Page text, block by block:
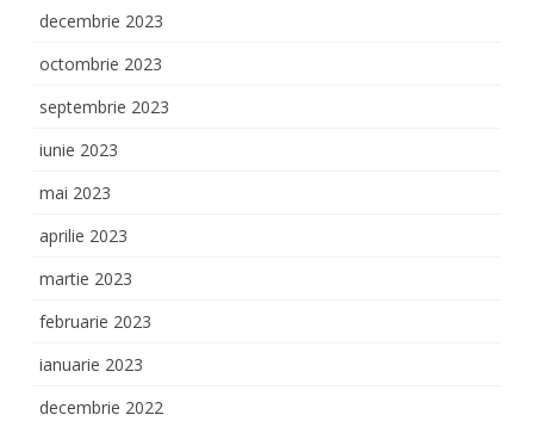
decembrie 2023
octombrie 2023
septembrie 2023
iunie 2023
mai 2023
aprilie 2023
martie 2023
februarie 2023
ianuarie 2023
decembrie 2022